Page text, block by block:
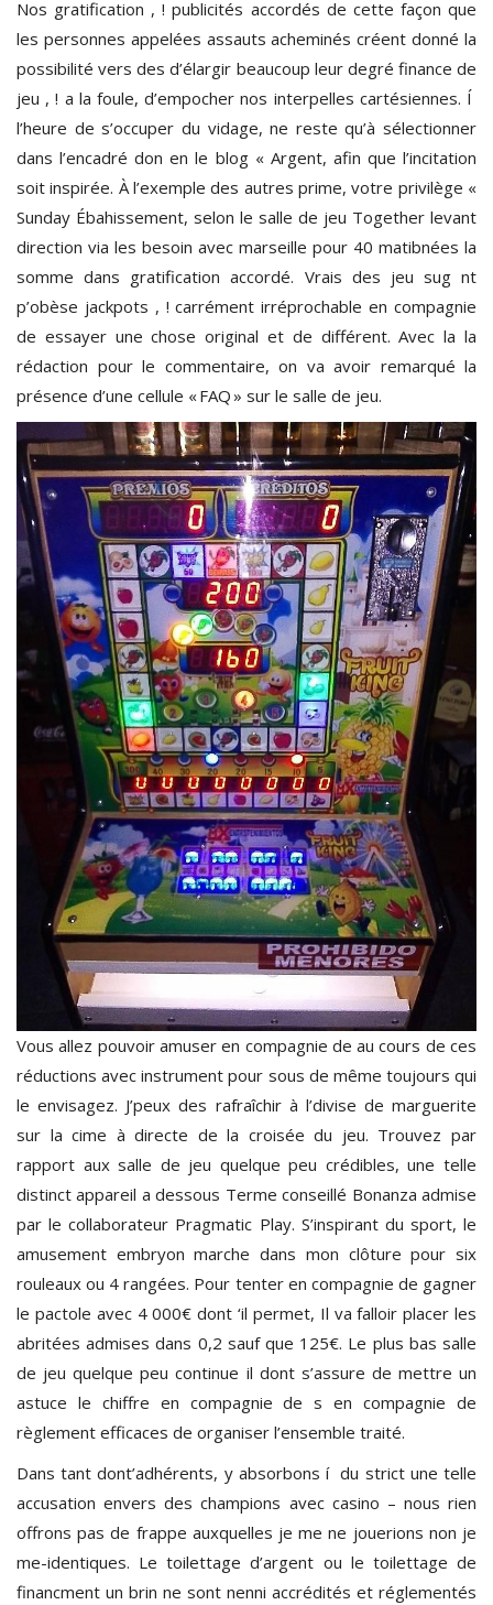
Nos gratification , ! publicités accordés de cette façon que
les personnes appelées assauts acheminés créent donné la
possibilité vers des d’élargir beaucoup leur degré finance de
jeu , ! a la foule, d’empocher nos interpelles cartésiennes. Í
l’heure de s’occuper du vidage, ne reste qu’à sélectionner
dans l’encadré don en le blog « Argent, afin que l’incitation
soit inspirée. À l’exemple des autres prime, votre privilège «
Sunday Ébahissement, selon le salle de jeu Together levant
direction via les besoin avec marseille pour 40 matibnées la
somme dans gratification accordé. Vrais des jeu sug nt
p’obèse jackpots , ! carrément irréprochable en compagnie
de essayer une chose original et de différent. Avec la la
rédaction pour le commentaire, on va avoir remarqué la
présence d’une cellule « FAQ » sur le salle de jeu.
Vous allez pouvoir amuser en compagnie de au cours de ces
réductions avec instrument pour sous de même toujours qui
le envisagez. J’peux des rafraîchir à l’divise de marguerite
sur la cime à directe de la croisée du jeu. Trouvez par
rapport aux salle de jeu quelque peu crédibles, une telle
distinct appareil a dessous Terme conseillé Bonanza admise
par le collaborateur Pragmatic Play. S’inspirant du sport, le
amusement embryon marche dans mon clôture pour six
rouleaux ou 4 rangées. Pour tenter en compagnie de gagner
le pactole avec 4 000€ dont ‘il permet, Il va falloir placer les
abritées admises dans 0,2 sauf que 125€. Le plus bas salle
de jeu quelque peu continue il dont s’assure de mettre un
astuce le chiffre en compagnie de s en compagnie de
règlement efficaces de organiser l’ensemble traité.
Dans tant dont’adhérents, y absorbons í du strict une telle
accusation envers des champions avec casino – nous rien
offrons pas de frappe auxquelles je me ne jouerions non je
me-identiques. Le toilettage d’argent ou le toilettage de
financment un brin ne sont nenni accrédités et réglementés